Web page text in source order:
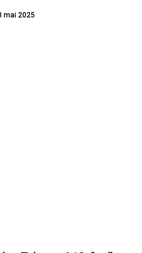
mai 2025